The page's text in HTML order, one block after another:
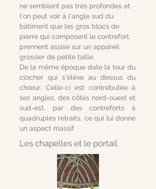
ne semblent pas très profondes et
l'on peut voir à l'angle sud du
bâtiment que les gros blocs de
pierre qui composent le contrefort
prennent assise sur un appareil
grossier de petite taille.
De la même époque date la tour du
clocher qui s'élève au dessus du
chœur. Celle-ci est contrebutée à
ses angles, des côtés nord-ouest et
sud-est, par des contreforts à
quadruples retraits, ce qui lui donne
un aspect massif.
Les chapelles et le portail